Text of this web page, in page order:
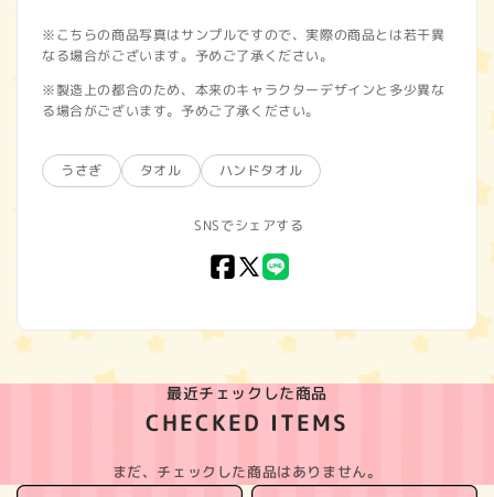
※こちらの商品写真はサンプルですので、実際の商品とは若干異
なる場合がございます。予めご了承ください。
※製造上の都合のため、本来のキャラクターデザインと多少異な
る場合がございます。予めご了承ください。
うさぎ タオル ハンドタオル
SNSでシェアする
Facebook
X
LINE
最近チェックした商品
CHECKED ITEMS
まだ、チェックした商品はありません。